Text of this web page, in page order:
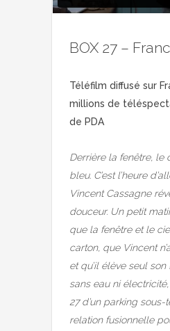
BOX 27 –
Téléfilm diffusé sur
millions de
de PDA
Derrière la fenêtre, le
bleu. C’est l’heure
Vincent Cassagne
douceur. Un petit
que la fenêtre et le
carton, que Vincent
et qu’il élève seul son
sans eau ni
27 d’un parking sous-
relation fusionnelle